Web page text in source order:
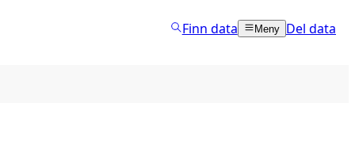
Finn data Meny Del data